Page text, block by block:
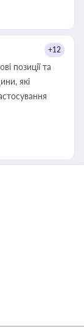
+12
позиції та
які